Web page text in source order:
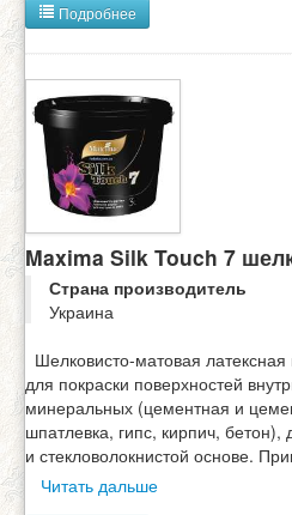
Подробнее
Maxima Silk Touch 7
Страна производитель
Украина
Шелковисто-матовая
для покраски поверхностей
минеральных (цементная и
шпатлевка, гипс, кирпич,
и стекловолокнистой основе.
Читать дальше